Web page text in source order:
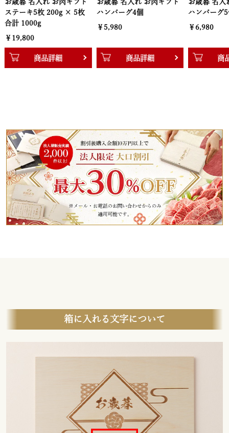
お歳暮 名入れ お肉ギフト
ハンバーグ4個
￥5,980
商品詳細
お歳暮 名入れ お肉ギフト
ハンバーグ5個
￥6,980
商品詳細
お歳暮 名入
ハンバーグ
￥7,980
商
箱に入れる文字について